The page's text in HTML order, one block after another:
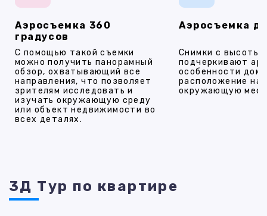
Аэросъемка 360
градусов
С помощью такой съемки
можно получить панорамный
обзор, охватывающий все
направления, что позволяет
зрителям исследовать и
изучать окружающую среду
или объект недвижимости во
всех деталях.
Аэросъемка
Снимки с высоты
подчеркивают
особенности
расположение на
окружающую
3Д Тур по квартире